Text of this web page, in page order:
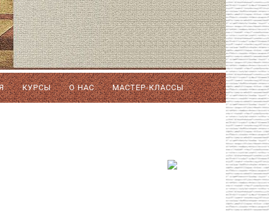
КУРСЫ О НАС МАСТЕР-КЛАССЫ